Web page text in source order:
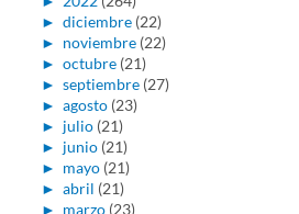
► diciembre (22)
► noviembre (22)
► octubre (21)
► septiembre (27)
► agosto (23)
► julio (21)
► junio (21)
► mayo (21)
► abril (21)
► marzo (23)